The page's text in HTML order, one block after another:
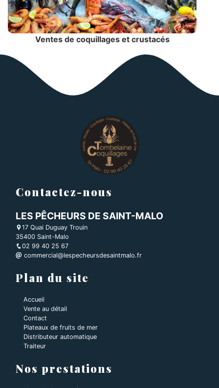
Ventes de coquillages et crustacés
Contactez-nous
LES PÊCHEURS DE SAINT-MALO
17 Quai Duguay Trouin
35400 Saint-Malo
02 99 40 25 67
commercial@lespecheursdesaintmalo.fr
Plan du site
Accueil
Vente au détail
Contact
Plateaux de fruits de mer
Distributeur automatique
Traiteur
Nos prestations